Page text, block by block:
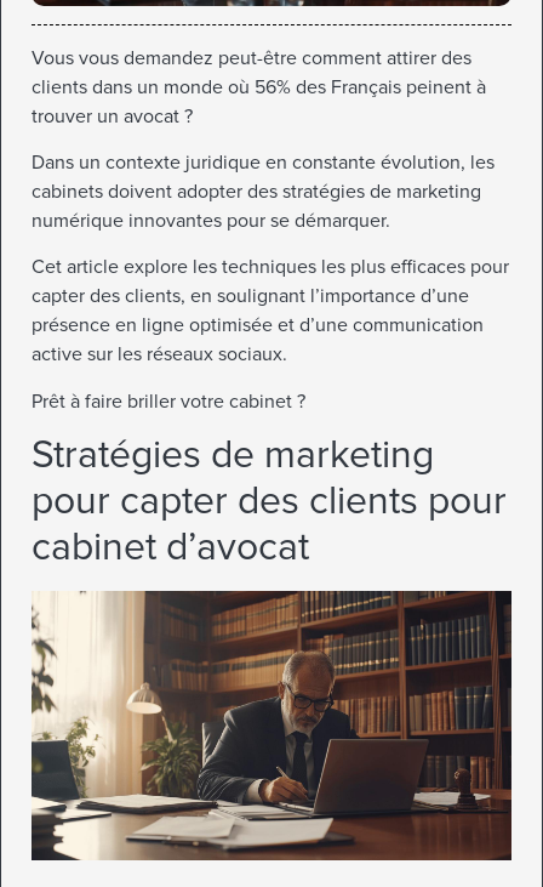
Vous vous demandez peut-être comment attirer des
clients dans un monde où 56% des Français peinent à
trouver un avocat ?
Dans un contexte juridique en constante évolution, les
cabinets doivent adopter des stratégies de marketing
numérique innovantes pour se démarquer.
Cet article explore les techniques les plus efficaces pour
capter des clients, en soulignant l’importance d’une
présence en ligne optimisée et d’une communication
active sur les réseaux sociaux.
Prêt à faire briller votre cabinet ?
Stratégies de marketing
pour capter des clients pour
cabinet d’avocat